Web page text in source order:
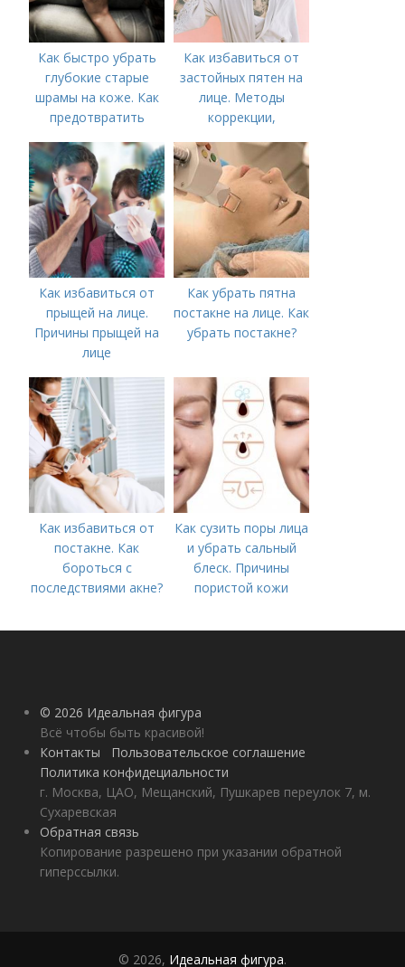
Как быстро убрать
глубокие старые
шрамы на коже. Как
предотвратить
Как избавиться от
застойных пятен на
лице. Методы
коррекции,
акне и удаления
рубцов и шрамов
постакне
Как избавиться от
прыщей на лице.
Причины прыщей на
лице
Как убрать пятна
постакне на лице. Как
убрать постакне?
Как избавиться от
постакне. Как
бороться с
последствиями акне?
Как сузить поры лица
и убрать сальный
блеск. Причины
пористой кожи
© 2026 Идеальная фигура
Всё чтобы быть красивой!
Контакты
Пользовательское соглашение
Политика конфидециальности
г. Москва, ЦАО, Мещанский, Пушкарев переулок 7, м.
Сухаревская
Обратная связь
Копирование разрешено при указании обратной
гиперссылки.
© 2026, Идеальная фигура.